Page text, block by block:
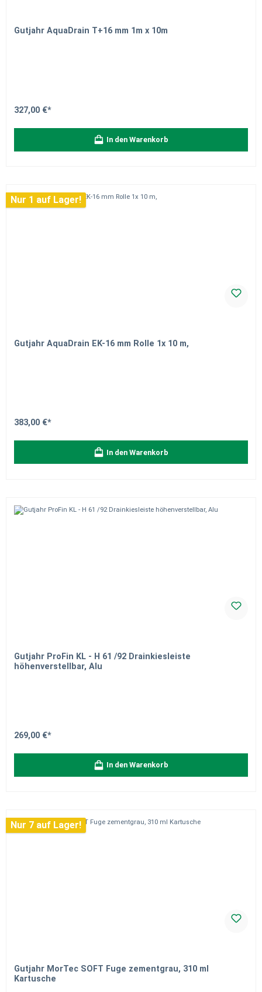
Gutjahr AquaDrain T+16 mm 1m x 10m
327,00 €*
In den Warenkorb
Nur 1 auf Lager!
Gutjahr AquaDrain EK-16 mm Rolle 1x 10 m,
383,00 €*
In den Warenkorb
Gutjahr ProFin KL - H 61 /92 Drainkiesleiste
höhenverstellbar, Alu
269,00 €*
In den Warenkorb
Nur 7 auf Lager!
Gutjahr MorTec SOFT Fuge zementgrau, 310 ml
Kartusche